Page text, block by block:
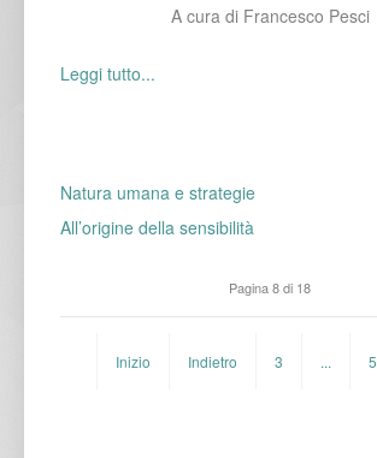
A cura di Francesco Pesci
Leggi tutto...
Natura umana e strategie
All’origine della sensibilità
Pagina 8 di 18
Inizio Indietro 3 ... 5